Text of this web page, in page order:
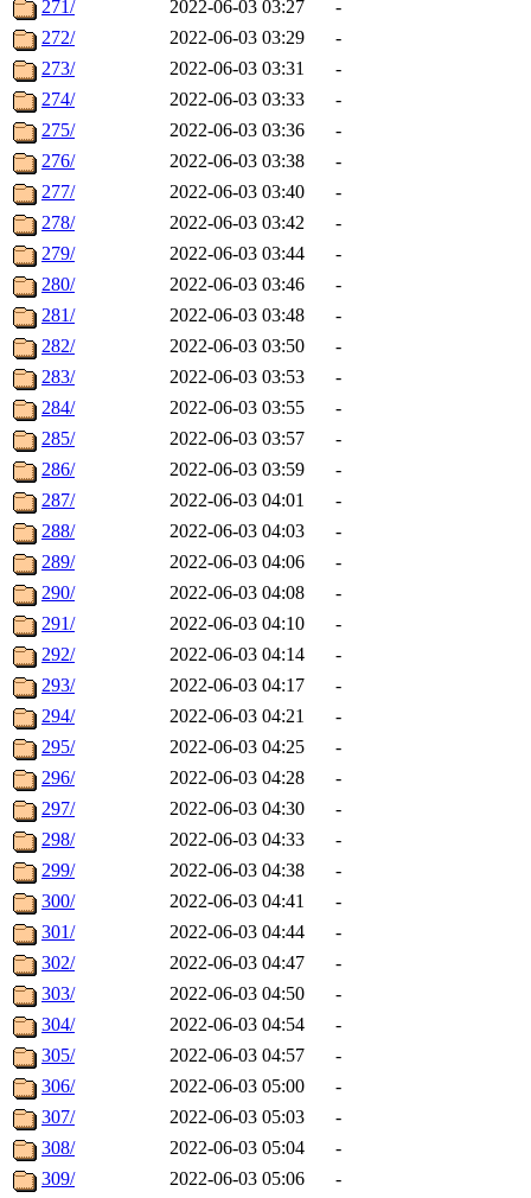
271/ 2022-06-03 03:27
-
272/
2022-06-03 03:29
-
273/
2022-06-03 03:31
-
274/
2022-06-03 03:33
-
275/
2022-06-03 03:36
-
276/
2022-06-03 03:38
-
277/
2022-06-03 03:40
-
278/
2022-06-03 03:42
-
279/
2022-06-03 03:44
-
280/
2022-06-03 03:46
-
281/
2022-06-03 03:48
-
282/
2022-06-03 03:50
-
283/
2022-06-03 03:53
-
284/
2022-06-03 03:55
-
285/
2022-06-03 03:57
-
286/
2022-06-03 03:59
-
287/
2022-06-03 04:01
-
288/
2022-06-03 04:03
-
289/
2022-06-03 04:06
-
290/
2022-06-03 04:08
-
291/
2022-06-03 04:10
-
292/
2022-06-03 04:14
-
293/
2022-06-03 04:17
-
294/
2022-06-03 04:21
-
295/
2022-06-03 04:25
-
296/
2022-06-03 04:28
-
297/
2022-06-03 04:30
-
298/
2022-06-03 04:33
-
299/
2022-06-03 04:38
-
300/
2022-06-03 04:41
-
301/
2022-06-03 04:44
-
302/
2022-06-03 04:47
-
303/
2022-06-03 04:50
-
304/
2022-06-03 04:54
-
305/
2022-06-03 04:57
-
306/
2022-06-03 05:00
-
307/
2022-06-03 05:03
-
308/
2022-06-03 05:04
-
309/
2022-06-03 05:06
-